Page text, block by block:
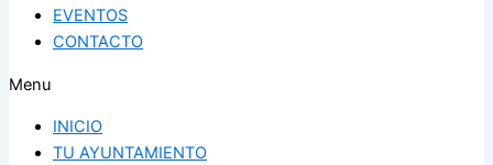
EVENTOS
CONTACTO
Menu
INICIO
TU AYUNTAMIENTO